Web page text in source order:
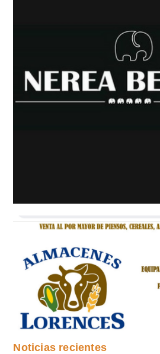
Noticias recientes